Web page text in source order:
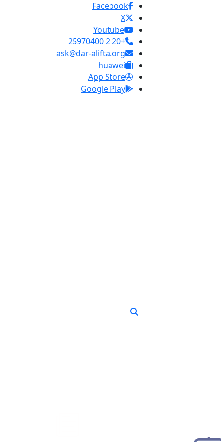
Facebook
X
Youtube
+20 2 25970400
ask@dar-alifta.org
huawei
App Store
Google Play